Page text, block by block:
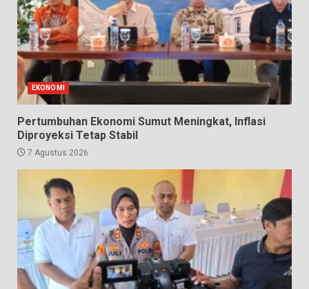
EKONOMI
Pertumbuhan Ekonomi Sumut Meningkat, Inflasi
Diproyeksi Tetap Stabil
7 Agustus 2026